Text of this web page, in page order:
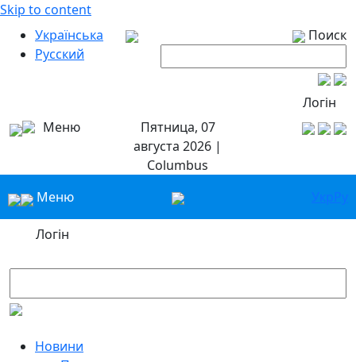
Skip to content
Українська
Русский
Поиск
Логін
Меню
Пятница, 07
августа 2026 |
Columbus
Меню
УкрРу
Логін
Новини